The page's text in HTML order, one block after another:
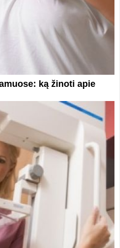
ką žinoti apie